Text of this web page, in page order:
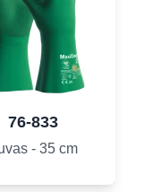
76-833
- 35 cm